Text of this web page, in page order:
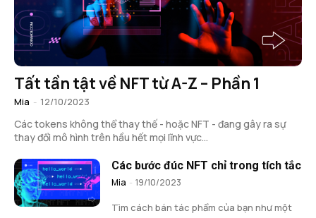
Tất tần tật về NFT từ A-Z – Phần 1
Mia - 12/10/2023
Các tokens không thể thay thế - hoặc NFT - đang gây ra sự
thay đổi mô hình trên hầu hết mọi lĩnh vực...
Các bước đúc NFT chỉ trong tích tắc
Mia - 19/10/2023
Tìm cách bán tác phẩm của bạn như một